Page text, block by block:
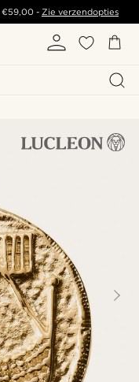
€59,00- Zie verzendopties